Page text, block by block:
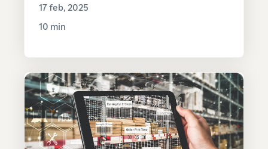
17 feb, 2025
10 min